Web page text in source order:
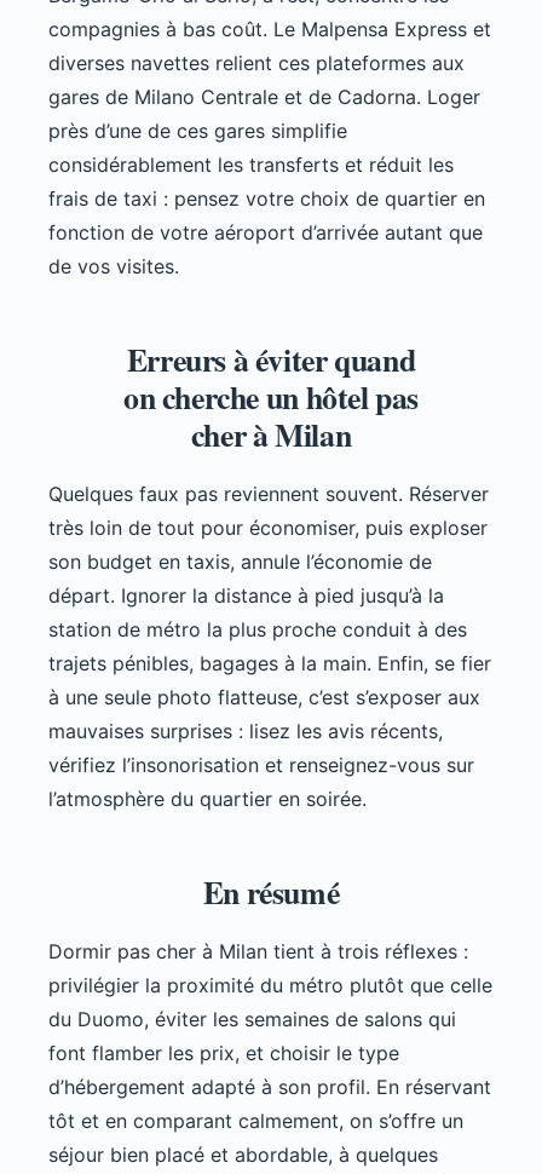
compagnies à bas coût. Le Malpensa Express et
diverses navettes relient ces plateformes aux
gares de Milano Centrale et de Cadorna. Loger
près d’une de ces gares simplifie
considérablement les transferts et réduit les
frais de taxi : pensez votre choix de quartier en
fonction de votre aéroport d’arrivée autant que
de vos visites.
Erreurs à éviter quand
on cherche un hôtel pas
cher à Milan
Quelques faux pas reviennent souvent. Réserver
très loin de tout pour économiser, puis exploser
son budget en taxis, annule l’économie de
départ. Ignorer la distance à pied jusqu’à la
station de métro la plus proche conduit à des
trajets pénibles, bagages à la main. Enfin, se fier
à une seule photo flatteuse, c’est s’exposer aux
mauvaises surprises : lisez les avis récents,
vérifiez l’insonorisation et renseignez-vous sur
l’atmosphère du quartier en soirée.
En résumé
Dormir pas cher à Milan tient à trois réflexes :
privilégier la proximité du métro plutôt que celle
du Duomo, éviter les semaines de salons qui
font flamber les prix, et choisir le type
d’hébergement adapté à son profil. En réservant
tôt et en comparant calmement, on s’offre un
séjour bien placé et abordable, à quelques